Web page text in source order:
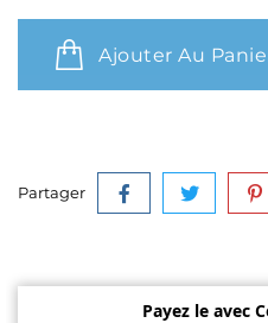
Ajouter Au
Partager
Payez le avec